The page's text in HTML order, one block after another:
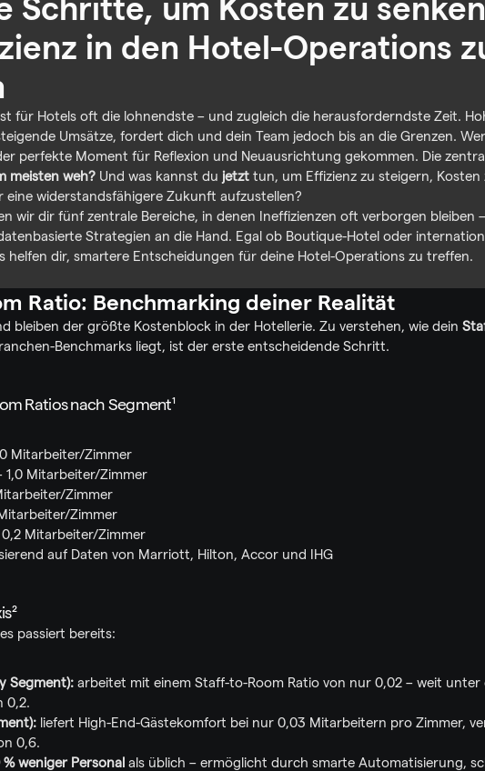
Schritte, um Kosten zu senken
in den Hotel-Operations
für Hotels oft die lohnendste – und zugleich die herausforderndste Zeit.
Umsätze, fordert dich und dein Team jedoch bis an die Grenzen.
perfekte Moment für Reflexion und Neuausrichtung gekommen. Die
meisten weh? Und was kannst du jetzt tun, um Effizienz zu steigern, Kosten
eine widerstandsfähigere Zukunft aufzustellen?
wir dir fünf zentrale Bereiche, in denen Ineffizienzen oft verborgen bleiben
Strategien an die Hand. Egal ob Boutique-Hotel oder
helfen dir, smartere Entscheidungen für deine Hotel-Operations zu treffen.
Ratio: Benchmarking deiner Realität
bleiben der größte Kostenblock in der Hotellerie. Zu verstehen, wie dein
Benchmarks liegt, ist der erste entscheidende Schritt.
Ratios nach Segment¹
Mitarbeiter/Zimmer
1,0 Mitarbeiter/Zimmer
Zimmer
Zimmer
0,2 Mitarbeiter/Zimmer
auf Daten von Marriott, Hilton, Accor und IHG
passiert bereits:
Segment): arbeitet mit einem Staff-to-Room Ratio von nur 0,02 – weit unter
0,2.
liefert High-End-Gästekomfort bei nur 0,03 Mitarbeitern pro Zimmer,
0,6.
% weniger Personal als üblich – ermöglicht durch smarte Automatisierung,